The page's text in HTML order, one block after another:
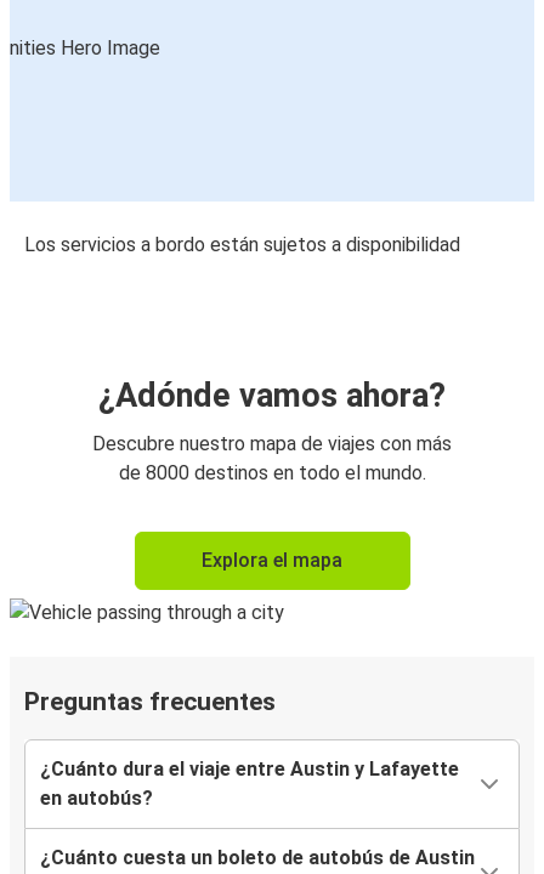
Los servicios a bordo están sujetos a disponibilidad
¿Adónde vamos ahora?
Descubre nuestro mapa de viajes con más
de 8000 destinos en todo el mundo.
Explora el mapa
Preguntas frecuentes
¿Cuánto dura el viaje entre Austin y Lafayette
en autobús?
¿Cuánto cuesta un boleto de autobús de Austin